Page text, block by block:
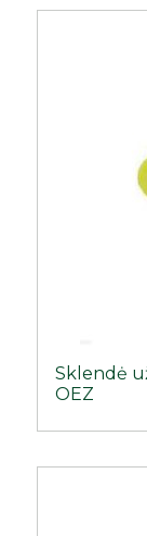
Sklendė
OEZ